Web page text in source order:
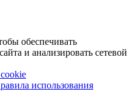
обеспечивать
и анализировать сетевой
использования